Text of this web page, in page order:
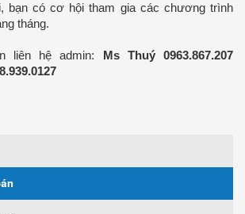
bạn có cơ hội tham gia các chương trình
tháng.
liên hệ admin: Ms Thuý 0963.867.207